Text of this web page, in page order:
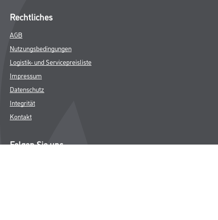
Rechtliches
AGB
Nutzungsbedingungen
Logistik- und Servicepreisliste
Impressum
Datenschutz
Integrität
Kontakt
Folgen Sie uns